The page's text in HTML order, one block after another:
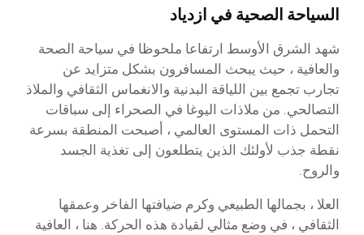
السياحة الصحية في ازدياد
شهد الشرق الأوسط ارتفاعا ملحوظا في سياحة الصحة
والعافية ، حيث يبحث المسافرون بشكل متزايد عن
تجارب تجمع بين اللياقة البدنية والانغماس الثقافي والملاذ
التصالحي. من ملاذات اليوغا في الصحراء إلى سباقات
التحمل ذات المستوى العالمي ، أصبحت المنطقة بسرعة
نقطة جذب لأولئك الذين يتطلعون إلى تغذية الجسد
والروح.
العلا ، بجمالها الطبيعي وكرم ضيافتها الفاخر وعمقها
الثقافي ، في وضع مثالي لقيادة هذه الحركة. هنا ، العافية